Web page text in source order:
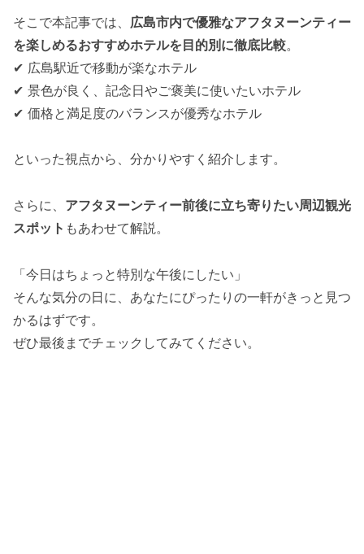
そこで本記事では、 広島市内で優雅なアフタヌーンティー
を楽しめるおすすめホテルを目的別に徹底比較。
✔ 広島駅近で移動が楽なホテル
✔ 景色が良く、記念日やご褒美に使いたいホテル
✔ 価格と満足度のバランスが優秀なホテル
といった視点から、分かりやすく紹介します。
さらに、 アフタヌーンティー前後に立ち寄りたい周辺観光
スポット もあわせて解説。
「今日はちょっと特別な午後にしたい」
そんな気分の日に、あなたにぴったりの一軒がきっと見つ
かるはずです。
ぜひ最後までチェックしてみてください。